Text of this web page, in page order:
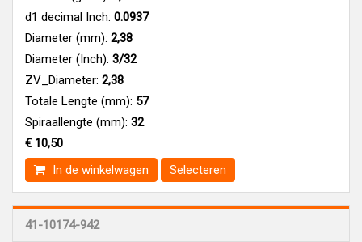
d1 decimal Inch: 0.0937
Diameter (mm): 2,38
Diameter (Inch): 3/32
ZV_Diameter: 2,38
Totale Lengte (mm): 57
Spiraallengte (mm): 32
€ 10,50
In de winkelwagen
Selecteren
41-10174-942